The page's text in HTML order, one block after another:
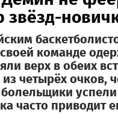
звёзд-
команде
верх в обеих
четырёх очков,
часто